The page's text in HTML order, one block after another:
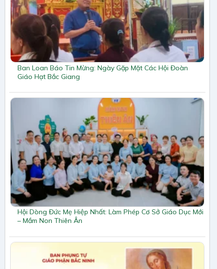
Ban Loan Báo Tin Mừng: Ngày Gặp Mặt Các Hội Đoàn
Giáo Hạt Bắc Giang
Hội Dòng Đức Mẹ Hiệp Nhất: Làm Phép Cơ Sở Giáo Dục Mới
– Mầm Non Thiên Ân